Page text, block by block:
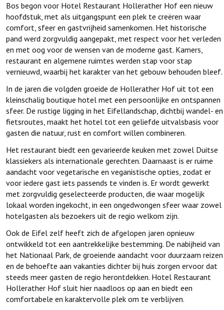
Bos begon voor Hotel Restaurant Hollerather Hof een nieuw
hoofdstuk, met als uitgangspunt een plek te creëren waar
comfort, sfeer en gastvrijheid samenkomen. Het historische
pand werd zorgvuldig aangepakt, met respect voor het verleden
en met oog voor de wensen van de moderne gast. Kamers,
restaurant en algemene ruimtes werden stap voor stap
vernieuwd, waarbij het karakter van het gebouw behouden bleef.
In de jaren die volgden groeide de Hollerather Hof uit tot een
kleinschalig boutique hotel met een persoonlijke en ontspannen
sfeer. De rustige ligging in het Eifellandschap, dichtbij wandel- en
fietsroutes, maakt het hotel tot een geliefde uitvalsbasis voor
gasten die natuur, rust en comfort willen combineren.
Het restaurant biedt een gevarieerde keuken met zowel Duitse
klassiekers als internationale gerechten. Daarnaast is er ruime
aandacht voor vegetarische en veganistische opties, zodat er
voor iedere gast iets passends te vinden is. Er wordt gewerkt
met zorgvuldig geselecteerde producten, die waar mogelijk
lokaal worden ingekocht, in een ongedwongen sfeer waar zowel
hotelgasten als bezoekers uit de regio welkom zijn.
Ook de Eifel zelf heeft zich de afgelopen jaren opnieuw
ontwikkeld tot een aantrekkelijke bestemming. De nabijheid van
het Nationaal Park, de groeiende aandacht voor duurzaam reizen
en de behoefte aan vakanties dichter bij huis zorgen ervoor dat
steeds meer gasten de regio herontdekken. Hotel Restaurant
Hollerather Hof sluit hier naadloos op aan en biedt een
comfortabele en karaktervolle plek om te verblijven.